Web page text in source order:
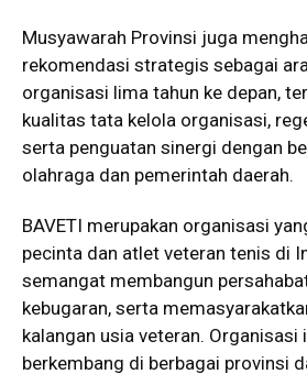
Musyawarah Provinsi juga
rekomendasi strategis sebagai
organisasi lima tahun ke depan,
kualitas tata kelola organisasi,
serta penguatan sinergi dengan
olahraga dan pemerintah daerah.
BAVETI merupakan organisasi
pecinta dan atlet veteran tenis di
semangat membangun
kebugaran, serta
kalangan usia veteran. Organisasi
berkembang di berbagai provinsi